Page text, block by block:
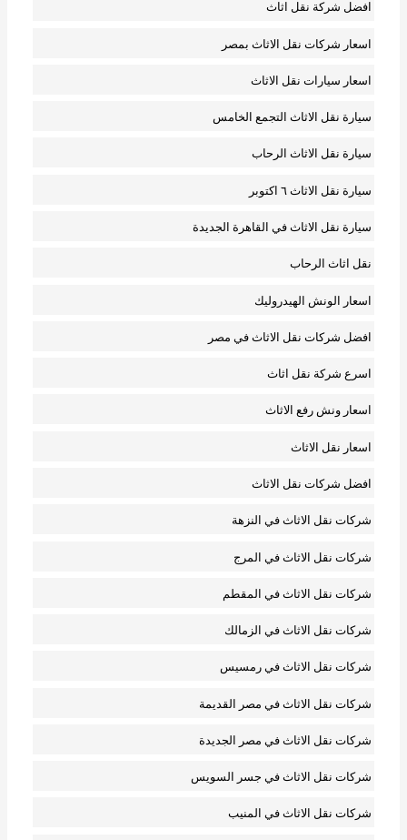
افضل شركة نقل اثاث
اسعار شركات نقل الاثاث بمصر
اسعار سيارات نقل الاثاث
سيارة نقل الاثاث التجمع الخامس
سيارة نقل الاثاث الرحاب
سيارة نقل الاثاث ٦ اكتوبر
سيارة نقل الاثاث في القاهرة الجديدة
نقل اثاث الرحاب
اسعار الونش الهيدروليك
افضل شركات نقل الاثاث في مصر
اسرع شركة نقل اثاث
اسعار ونش رفع الاثاث
اسعار نقل الاثاث
افضل شركات نقل الاثاث
شركات نقل الاثاث في النزهة
شركات نقل الاثاث في المرج
شركات نقل الاثاث في المقطم
شركات نقل الاثاث في الزمالك
شركات نقل الاثاث في رمسيس
شركات نقل الاثاث في مصر القديمة
شركات نقل الاثاث في مصر الجديدة
شركات نقل الاثاث في جسر السويس
شركات نقل الاثاث في المنيب